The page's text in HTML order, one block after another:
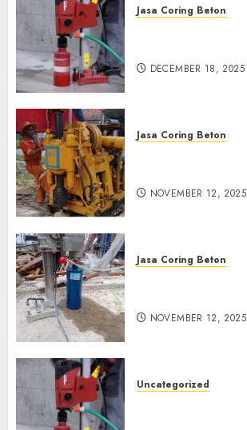
Jasa Coring Beton
DECEMBER 18, 2025
Jasa Coring Beton
NOVEMBER 12, 2025
Jasa Coring Beton
NOVEMBER 12, 2025
Uncategorized